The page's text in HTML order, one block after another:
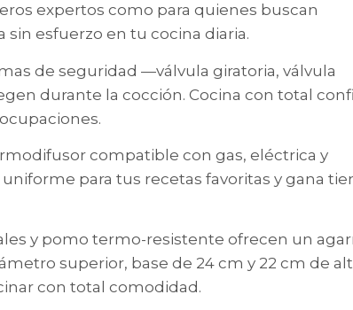
expertos como para quienes buscan
esfuerzo en tu cocina diaria.
de seguridad —válvula giratoria, válvula
durante la cocción. Cocina con total
compatible con gas, eléctrica y
para tus recetas favoritas y gana
y pomo termo-resistente ofrecen un
superior, base de 24 cm y 22 cm de
con total comodidad.